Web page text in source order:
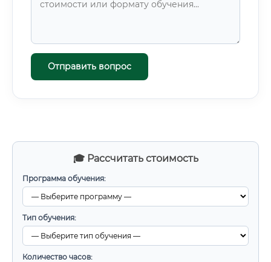
🎓 Рассчитать стоимость
Программа обучения:
Тип обучения:
Количество часов:
Отправить вопрос